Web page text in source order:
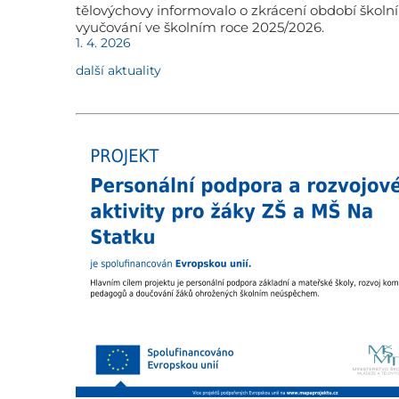
tělovýchovy informovalo o zkrácení období
vyučování ve školním roce 2025/2026.
1. 4. 2026
další aktuality